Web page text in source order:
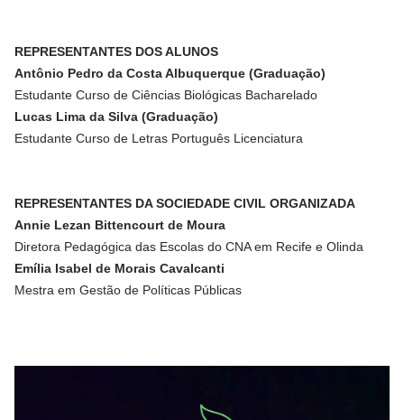
REPRESENTANTES DOS ALUNOS
Antônio Pedro da Costa Albuquerque (Graduação)
Estudante Curso de Ciências Biológicas Bacharelado
Lucas Lima da Silva (Graduação)
Estudante Curso de Letras Português Licenciatura
REPRESENTANTES DA SOCIEDADE CIVIL ORGANIZADA
Annie Lezan Bittencourt de Moura
Diretora Pedagógica das Escolas do CNA em Recife e Olinda
Emília Isabel de Morais Cavalcanti
Mestra em Gestão de Políticas Públicas